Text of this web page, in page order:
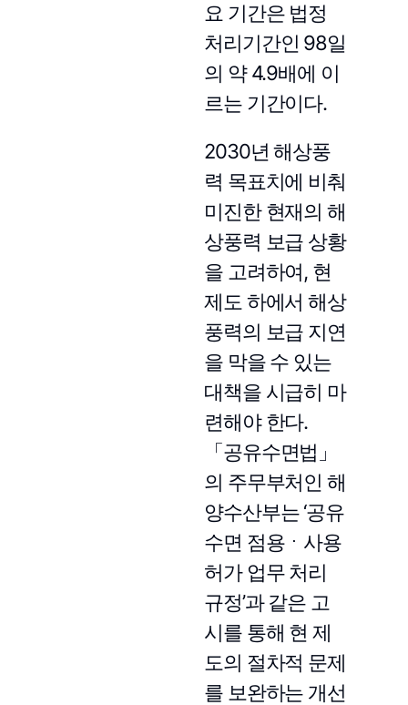
요 기간은 법정
처리기간인 98일
의 약 4.9배에 이
르는 기간이다.
2030년 해상풍
력 목표치에 비춰
미진한 현재의 해
상풍력 보급 상황
을 고려하여, 현
제도 하에서 해상
풍력의 보급 지연
을 막을 수 있는
대책을 시급히 마
련해야 한다.
「공유수면법」
의 주무부처인 해
양수산부는 ‘공유
수면 점용ㆍ사용
허가 업무 처리
규정’과 같은 고
시를 통해 현 제
도의 절차적 문제
를 보완하는 개선